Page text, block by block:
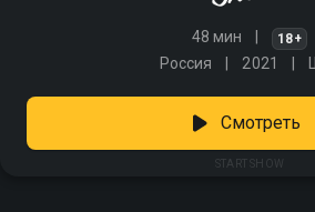
48 мин 18+
Россия 2021
START SHOW
Смотреть